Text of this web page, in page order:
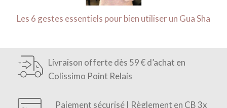
Les 6 gestes essentiels pour bien utiliser un Gua Sha
Livraison offerte dès 59 € d’achat en
Colissimo Point Relais
Paiement sécurisé | Règlement en CB 3x